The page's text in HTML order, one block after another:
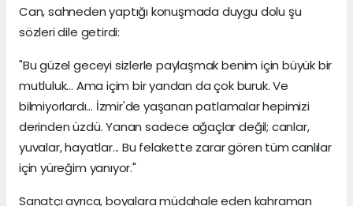
Can, sahneden yaptığı konuşmada duygu dolu şu
sözleri dile getirdi:
"Bu güzel geceyi sizlerle paylaşmak benim için büyük bir
mutluluk... Ama içim bir yandan da çok buruk. Ve
bilmiyorlardı... İzmir'de yaşanan patlamalar hepimizi
derinden üzdü. Yanan sadece ağaçlar değil; canlar,
yuvalar, hayatlar... Bu felakette zarar gören tüm canlılar
için yüreğim yanıyor."
Sanatçı ayrıca, boyalara müdahale eden kahraman